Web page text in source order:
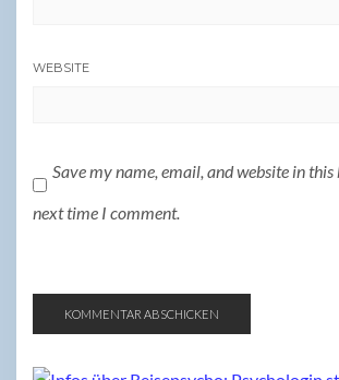
WEBSITE
Save my name, email, and website in
next time I comment.